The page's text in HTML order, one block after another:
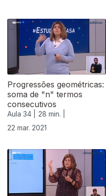
Progressões geométricas:
soma de "n" termos
consecutivos
Aula 34 |
28 min. |
22 mar. 2021
532956